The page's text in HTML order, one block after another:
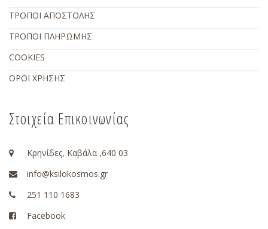
ΤΡΟΠΟΙ ΑΠΟΣΤΟΛΗΣ
ΤΡΟΠΟΙ ΠΛΗΡΩΜΗΣ
COOKIES
ΟΡΟΙ ΧΡΗΣΗΣ
Στοιχεία Επικοινωνίας
Κρηνίδες, Καβάλα ,640 03
info@ksilokosmos.gr
251 110 1683
Facebook